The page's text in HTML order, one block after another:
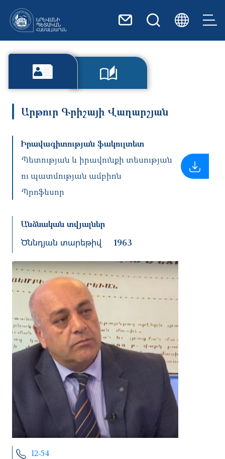
12-54
Արթուր Գրիշայի Վաղարշյան
Իրավագիտության ֆակուլտետ
Պետության և իրավունքի տեսության
ու պատմության ամբիոն
Պրոֆեսոր
Անձնական տվյալներ
Ծննդյան տարեթիվ 1963